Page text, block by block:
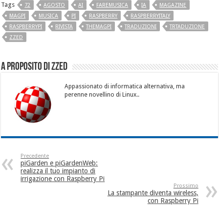
Tags 72 AGOSTO AI FAREMUSICA IA
MAGAZINE
MAGPI
MUSICA PI RASPBERRY
RASPBERRYITALY
RASPBERRYPI
RIVISTA THEMAGPI TRADUZIONI
TRTADUZIONE
ZZED
A proposito di Zzed
Appassionato di informatica alternativa, ma
perenne novellino di Linux..
Precedente
piGarden e piGardenWeb:
realizza il tuo impianto di
irrigazione con Raspberry Pi
Prossimo
La stampante diventa wireless,
con Raspberry Pi